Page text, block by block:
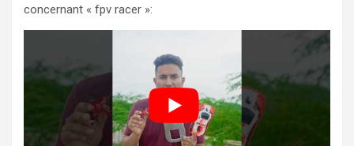
concernant « fpv racer »: